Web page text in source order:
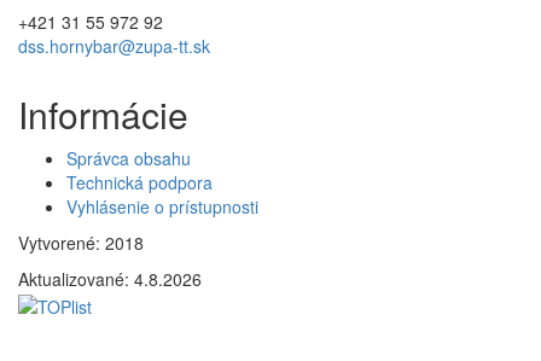
+421 31 55 972 92
dss.hornybar@zupa-tt.sk
Informácie
Správca obsahu
Technická podpora
Vyhlásenie o prístupnosti
Vytvorené: 2018
Aktualizované: 4.8.2026